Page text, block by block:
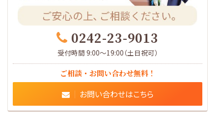
0242-23-9013
受付時間 9:00～19:00（土日祝可）
ご相談・お問い合わせ無料！
お問い合わせはこちら